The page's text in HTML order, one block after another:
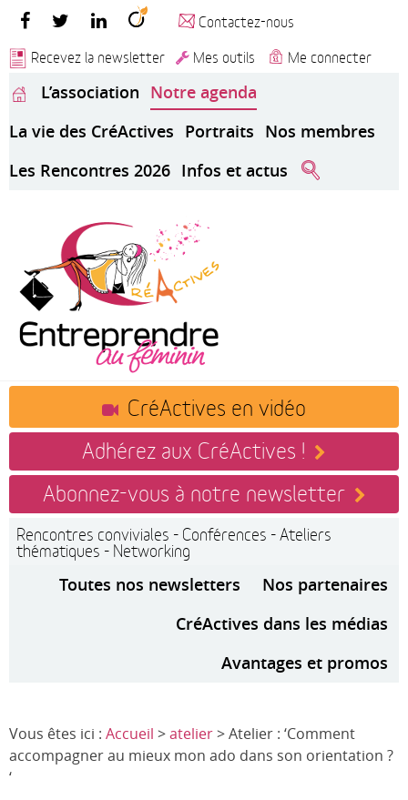
Contactez-nous
Recevez la newsletter
Mes outils Me connecter
L’association Notre agenda
La vie des CréActives Portraits Nos membres
Les Rencontres 2026 Infos et actus
CréActives en vidéo
Adhérez aux CréActives !
Abonnez-vous à notre newsletter
Rencontres conviviales - Conférences - Ateliers
thématiques - Networking
Toutes nos newsletters
Nos partenaires
CréActives dans les médias
Avantages et promos
Vous êtes ici : Accueil >atelier> Atelier : ‘Comment
accompagner au mieux mon ado dans son orientation ?
‘